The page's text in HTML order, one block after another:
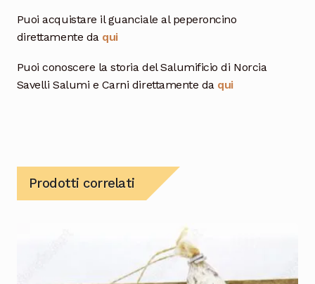
Puoi acquistare il guanciale al peperoncino
direttamente da qui
Puoi conoscere la storia del Salumificio di Norcia
Savelli Salumi e Carni direttamente da qui
Prodotti correlati